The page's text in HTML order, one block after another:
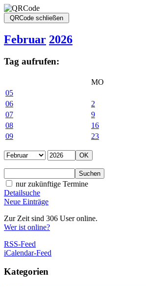
Februar 2026
Tag aufrufen:
MO
05
06
2
07
9
08
16
09
23
nur zukünftige Termine
Detailsuche
Neue Einträge
Zur Zeit sind 306 User online.
Wer ist online?
RSS-Feed
iCalendar-Feed
Kategorien